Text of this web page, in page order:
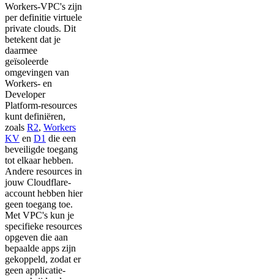
Workers-VPC's zijn
per definitie virtuele
private clouds. Dit
betekent dat je
daarmee
geïsoleerde
omgevingen van
Workers- en
Developer
Platform-resources
kunt definiëren,
zoals R2, Workers
KV en D1 die een
beveiligde toegang
tot elkaar hebben.
Andere resources in
jouw Cloudflare-
account hebben hier
geen toegang toe.
Met VPC's kun je
specifieke resources
opgeven die aan
bepaalde apps zijn
gekoppeld, zodat er
geen applicatie-